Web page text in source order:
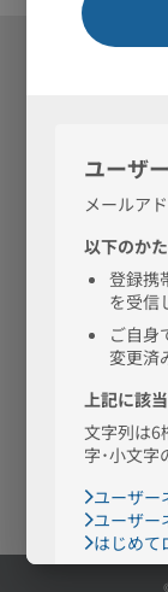
ページ
金融機関コ
商
所属
お問合せ
会社情報
各種規定等
本サ